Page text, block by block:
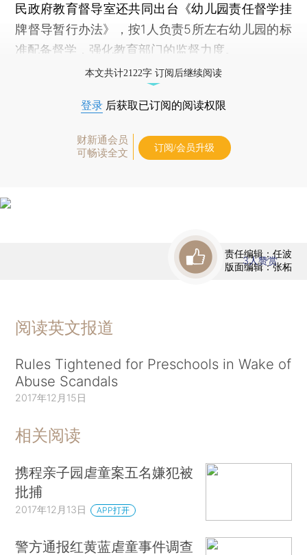
民政府教育督导室还共同出台《幼儿园责任督学挂
牌督导暂行办法》，按1人负责5所左右幼儿园的标
准配备督学，强化教育部门的监督力度。
本文共计2122字 订阅后继续阅读
登录 后获取已订阅的阅读权限
财新通会员
可畅读全文
订阅/会员升级
责任编辑：任波
版面编辑：张柘
3人赞赏
阅读英文报道
Rules Tightened for Preschools in Wake of
Abuse Scandals
2017年12月15日
相关阅读
携程亲子园虐童案五名嫌犯被
批捕
2017年12月13日 APP打开
警方通报红黄蓝虐童事件调查